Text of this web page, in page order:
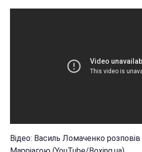
Відео: Василь Ломаченко